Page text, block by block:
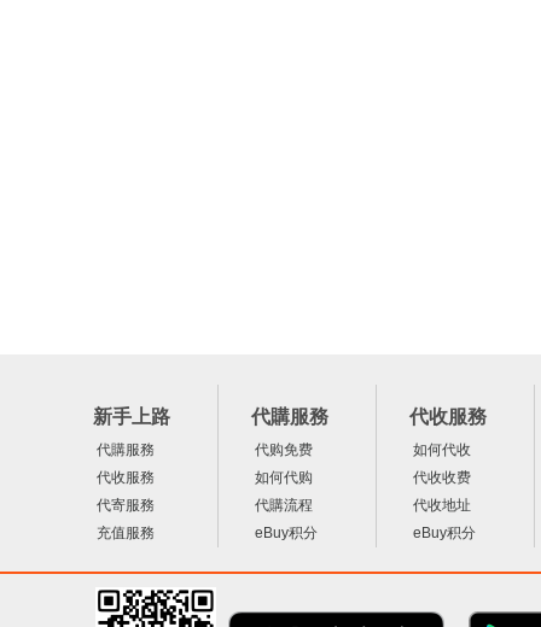
新手上路
代購服務
代收服務
代寄服務
充值服務
代購服務
代购免费
如何代购
代購流程
eBuy积分
代收服務
如何代收
代收收费
代收地址
eBuy积分